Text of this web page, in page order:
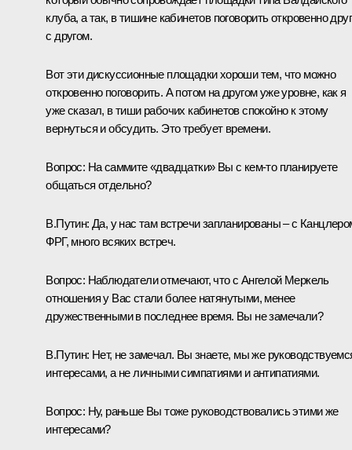
клуба, а так, в тишине кабинетов поговорить откровенно друг
с другом.
Вот эти дискуссионные площадки хороши тем, что можно
откровенно поговорить. А потом на другом уже уровне, как я
уже сказал, в тиши рабочих кабинетов спокойно к этому
вернуться и обсудить. Это требует времени.
Вопрос: На саммите «двадцатки» Вы с кем‑то планируете
общаться отдельно?
В.Путин: Да, у нас там встречи запланированы – с
ФРГ, много всяких встреч.
Вопрос: Наблюдатели отмечают, что с Ангелой Меркель
отношения у Вас стали более натянутыми, менее
дружественными в последнее время. Вы не замечали?
В.Путин: Нет, не замечал. Вы знаете, мы же
интересами, а не личными симпатиями и антипатиями.
Вопрос: Ну, раньше Вы тоже руководствовались этими же
интересами?